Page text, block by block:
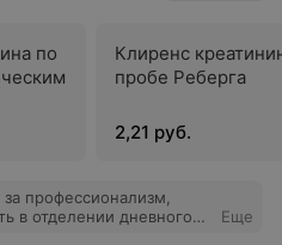
по
Клиренс
пробе Реберга
2,21 руб.
профессионализм,
в отделении дневного
Еще